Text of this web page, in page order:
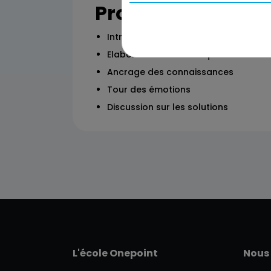
Programme
Introduction & présentation de
Elaboration de la Fresque du Climat
Ancrage des connaissances
Tour des émotions
Discussion sur les solutions
L'école Onepoint